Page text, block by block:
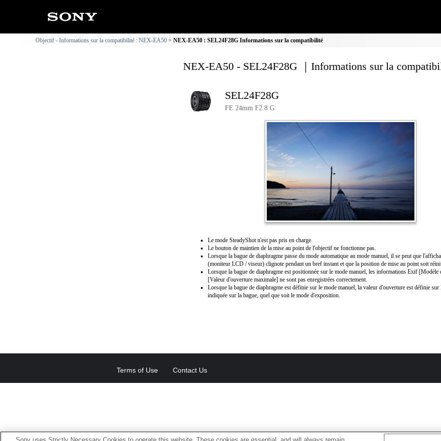
Objectif - Informations sur la compatibilité : NEX-EA50 NEX-EA50 : SEL24F28G Informations sur la compatibilité
NEX-EA50 - SEL24F28G ｜Informations sur la
SEL24F28G
FE 24mm F2.8 G
Le mode SteadyShot n'est pas pris en charge.
Le bouton de maintien de la mise au point de l'objectif ne fonctionne pas.
Lorsque la bague de diaphragme passe du mode automatique au mode manuel, il se peut que
(moniteur LCD / viseur) clignote pendant un bref instant et que la position de mise au point soit
Lorsque la bague de diaphragme est positionnée sur le mode manuel, les informations Exif [Modèle
[Valeur d'ouverture maximale] ne sont pas enregistrées correctement.
Lorsque la bague de diaphragme est définie sur le mode manuel, la valeur d'ouverture est définie sur
indiquée sur la bague, quel que soit le mode d'exposition.
Terms of Use Contact Us